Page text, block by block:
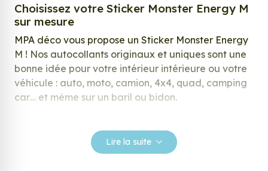
Choisissez votre Sticker Monster Energy M
sur mesure
MPA déco vous propose un Sticker Monster Energy
M ! Nos autocollants originaux et uniques sont une
bonne idée pour votre intérieur intérieure ou votre
véhicule : auto, moto, camion, 4x4, quad, camping
car… et même sur un baril ou bidon.
répondre à vos attentes, laissez vous inspirer parmi
notre large gamme de stickers.
Lire la suite